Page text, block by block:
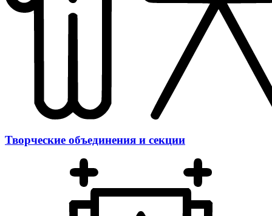
Творческие объединения и секции